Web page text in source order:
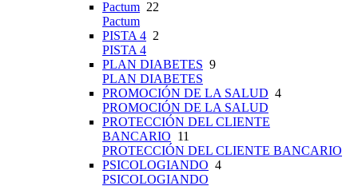
Pactum 22
Pactum
PISTA 4 2
PISTA 4
PLAN DIABETES 9
PLAN DIABETES
PROMOCIÓN DE LA SALUD 4
PROMOCIÓN DE LA SALUD
PROTECCIÓN DEL CLIENTE
BANCARIO 11
PROTECCIÓN DEL CLIENTE BANCARIO
PSICOLOGIANDO 4
PSICOLOGIANDO